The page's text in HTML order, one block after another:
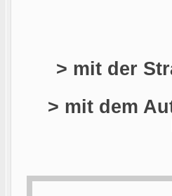
> mit der
> mit dem